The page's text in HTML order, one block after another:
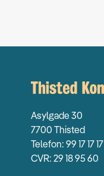
Asylgade 30
7700 Thisted
Telefon: 99 17 17 17
CVR: 29 18 95 60